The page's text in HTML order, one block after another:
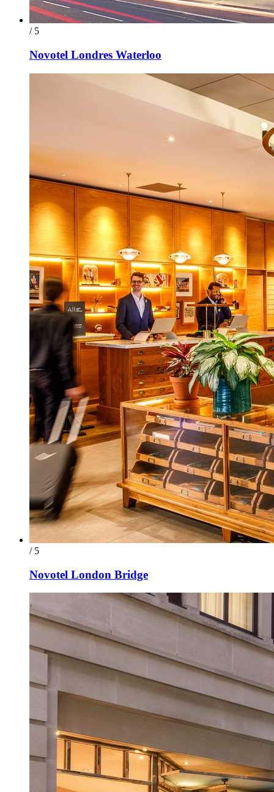
/ 5
Novotel Londres Waterloo
/ 5
Novotel London Bridge